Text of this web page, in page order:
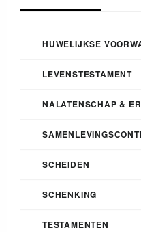
HUWELIJKSE
LEVENSTESTAMENT
NALATENSCHAP &
SCHEIDEN
SCHENKING
TESTAMENTEN